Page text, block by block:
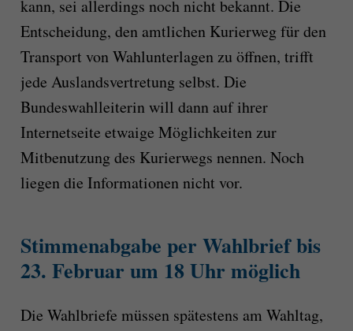
kann, sei allerdings noch nicht bekannt. Die
Entscheidung, den amtlichen Kurierweg für den
Transport von Wahlunterlagen zu öffnen, trifft
jede Auslandsvertretung selbst. Die
Bundeswahlleiterin will dann auf ihrer
Internetseite etwaige Möglichkeiten zur
Mitbenutzung des Kurierwegs nennen. Noch
liegen die Informationen nicht vor.
Stimmenabgabe per Wahlbrief bis
23. Februar um 18 Uhr möglich
Die Wahlbriefe müssen spätestens am Wahltag,